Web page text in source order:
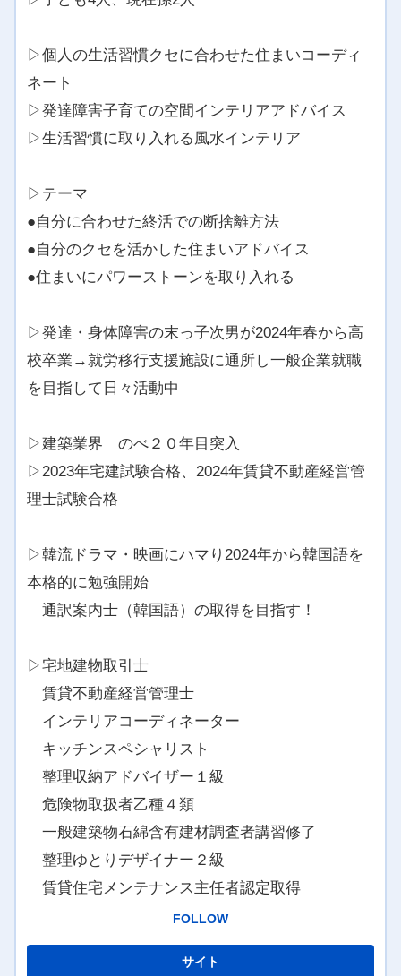
▷個人の生活習慣クセに合わせた住まいコーディ
ネート
▷発達障害子育ての空間インテリアアドバイス
▷生活習慣に取り入れる風水インテリア
▷テーマ
●自分に合わせた終活での断捨離方法
●自分のクセを活かした住まいアドバイス
●住まいにパワーストーンを取り入れる
▷発達・身体障害の末っ子次男が2024年春から高
校卒業→就労移行支援施設に通所し一般企業就職
を目指して日々活動中
▷建築業界 のべ２０年目突入
▷2023年宅建試験合格、2024年賃貸不動産経営管
理士試験合格
▷韓流ドラマ・映画にハマり2024年から韓国語を
本格的に勉強開始
通訳案内士（韓国語）の取得を目指す！
▷宅地建物取引士
賃貸不動産経営管理士
インテリアコーディネーター
キッチンスペシャリスト
整理収納アドバイザー１級
危険物取扱者乙種４類
一般建築物石綿含有建材調査者講習修了
整理ゆとりデザイナー２級
賃貸住宅メンテナンス主任者認定取得
FOLLOW